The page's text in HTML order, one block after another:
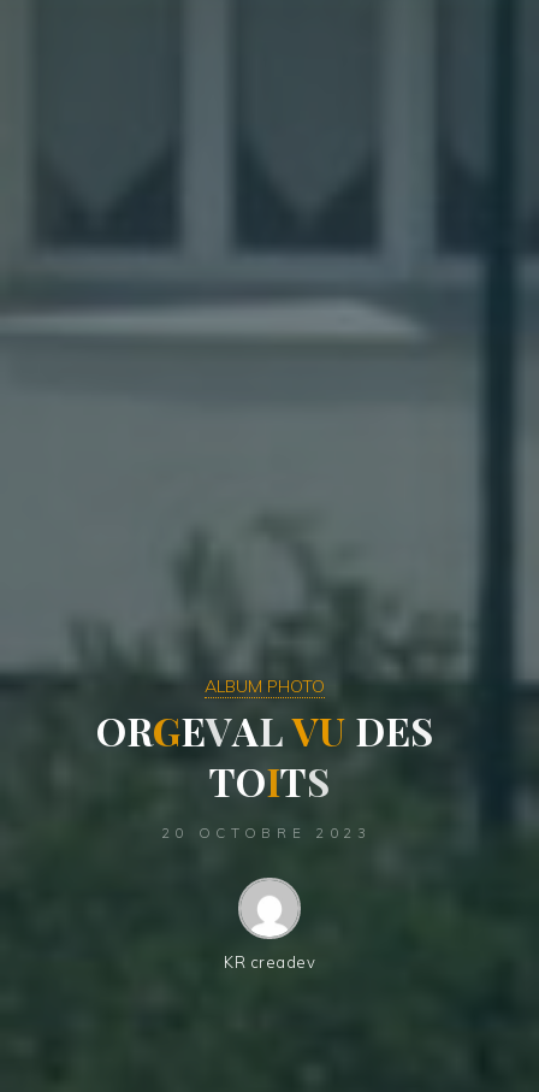
ALBUM PHOTO
ORGEVALVU DES
TOITS
20 OCTOBRE 2023
KR creadev